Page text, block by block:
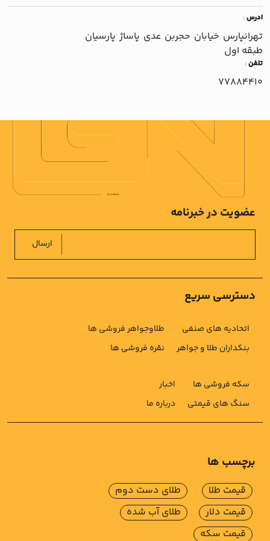
ادرس:
تهرانپارس خيابان حجربن عدي پاساژ پارسيان
طبقه اول
تلفن:
77884410
دسترسی سریع
اتحادیه های صنفی
بنکداران طلا و جواهر
طلاوجواهر فروشی ها
نقره فروشی ها
سکه فروشی ها
سنگ های قیمتی
اخبار
درباره ما
عضویت در خبرنامه
ارسال
برچسب ها
قیمت طلا
قیمت دلار
قیمت سکه
طلای دست دوم
طلای آب شده